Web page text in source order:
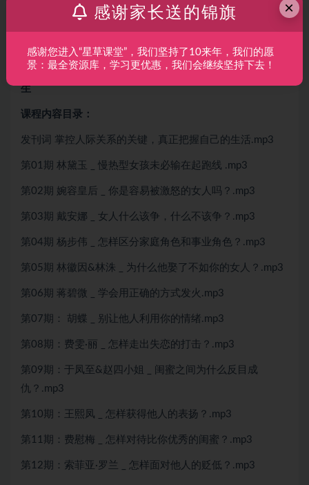
3.轻松处理人际关系
5.提升自控，缓解焦虑，美过身边99%的女人
李筱懿《情商真相》女人专属24个隐藏心法开启高情商人
生
课程内容目录：
发刊词 掌控人际关系的关键，真正把握自己的生活.mp3
第01期 林黛玉 _ 慢热型女孩未必输在起跑线 .mp3
第02期 婉容皇后 _ 你是容易被激怒的女人吗？.mp3
第03期 戴安娜 _ 女人什么该争，什么不该争？.mp3
第04期 杨步伟 _ 怎样区分家庭角色和事业角色？.mp3
第05期 林徽因&林洙 _ 为什么他娶了不如你的女人？.mp3
第06期 蒋碧微 _ 学会用正确的方式发火.mp3
第07期： 胡蝶 _ 别让他人利用你的情绪.mp3
第08期：费雯·丽 _ 怎样走出失恋的打击？.mp3
第09期：于凤至&赵四小姐 _ 闺蜜之间为什么反目成
仇？.mp3
第10期：王熙凤 _ 怎样获得他人的表扬？.mp3
第11期：费慰梅 _ 怎样对待比你优秀的闺蜜？.mp3
第12期：索菲亚·罗兰 _ 怎样面对他人的贬低？.mp3
×
感谢家长送的锦旗
感谢您进入“星草课堂”，我们坚持了10来年，我们的愿
景：最全资源库，学习更优惠，我们会继续坚持下去！